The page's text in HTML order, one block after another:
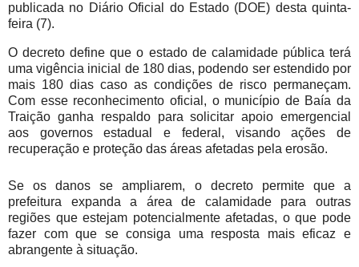
publicada no Diário Oficial do Estado (DOE) desta quinta-
feira (7).
O decreto define que o estado de calamidade pública terá
uma vigência inicial de 180 dias, podendo ser estendido por
mais 180 dias caso as condições de risco permaneçam.
Com esse reconhecimento oficial, o município de Baía da
Traição ganha respaldo para solicitar apoio emergencial
aos governos estadual e federal, visando ações de
recuperação e proteção das áreas afetadas pela erosão.
Se os danos se ampliarem, o decreto permite que a
prefeitura expanda a área de calamidade para outras
regiões que estejam potencialmente afetadas, o que pode
fazer com que se consiga uma resposta mais eficaz e
abrangente à situação.